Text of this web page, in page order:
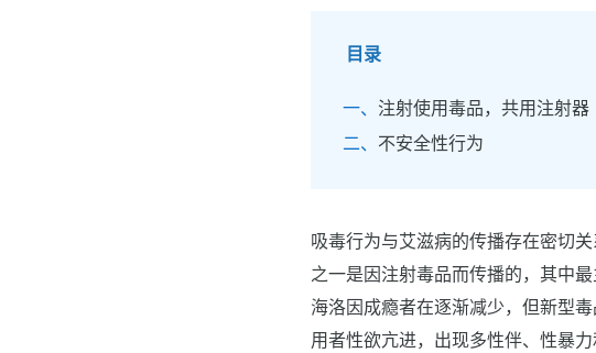
目录
注射使用毒品，共用注射器
不安全性行为
吸毒行为与艾滋病的传播存在密切
之一是因注射毒品而传播的，其中
海洛因成瘾者在逐渐减少，但新型
用者性欲亢进，出现多性伴、性暴